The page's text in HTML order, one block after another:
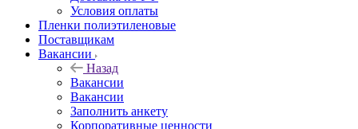
Условия оплаты
Пленки полиэтиленовые
Поставщикам
Вакансии
Назад
Вакансии
Вакансии
Заполнить анкету
Корпоративные ценности